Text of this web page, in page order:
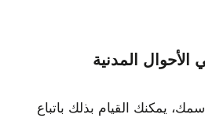
المدنية
يمكنك القيام بذلك باتباع